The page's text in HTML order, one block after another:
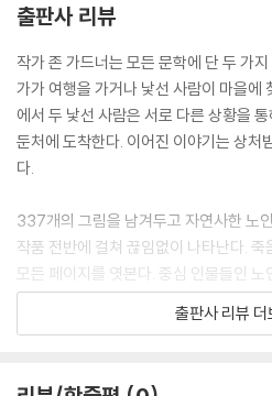
글을 읽는 것과 쓰는 것은 똑같은 충동
펼쳐 읽고 소설을 쓰기 시작하면 나는
내 안의 가장 깊은 곳으로 들어간다고
있을까? 전혀 알 수 없다.
서서히 모습을 드러내며 내가 가보려고
간다. 이렇게 해서 〈새들이 비처럼 내린
독과 노쇠, 노쇠의 동반자인 죽음, 그리
는 생각하지 못했다. 나의 원래 의도는
내 내가 이전에 쓴 소설들의 주제가 반
로 ‘사라짐’이라는 주제였다. 한 인물이
출판사 리뷰
작가 존 가드너는 모든 문학에 단 두 가
가가 여행을 가거나 낯선 사람이 마을에
에서 두 낯선 사람은 서로 다른 상황을
둔처에 도착한다. 이어진 이야기는 상처
다.
337개의 그림을 남겨두고 자연사한 노
작품 전반에 걸쳐 끊임없이 나타난다.
모든 페이지를 엿본다. 중심 인물들인
죽음은 낯설지 않고 그들에게 죽음은 두
시에의 세 번 째 장편 소설인 ‘새들이
출판사 리뷰 더